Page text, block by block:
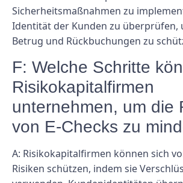
Sicherheitsmaßnahmen zu
Identität der Kunden zu überprüfen,
Betrug und Rückbuchungen zu
F: Welche Schritte
Risikokapitalfirmen
unternehmen, um die
von E-Checks zu
A: Risikokapitalfirmen können sich
Risiken schützen, indem sie